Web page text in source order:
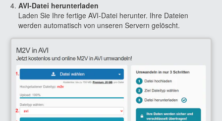
AVI-Datei herunterladen
Laden Sie Ihre fertige AVI-Datei herunter. Ihre Dateien
werden automatisch von unseren Servern gelöscht.